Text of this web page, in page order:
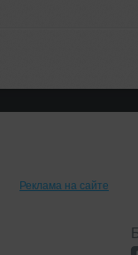
Реклама на сайте